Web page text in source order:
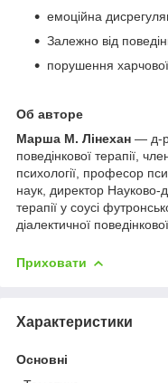
емоційна
Залежно від
порушення
Об авторе
Марша М. Лінехан — д-р
поведінкової терапії,
психології, професор
наук, директор Науково-
терапії у соусі
діалектичної
Приховати
Характеристики
Основні